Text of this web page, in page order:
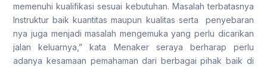
memenuhi kualifikasi sesuai kebutuhan. Masalah terbatasnya
Instruktur baik kuantitas maupun kualitas serta penyebaran
nya juga menjadi masalah mengemuka yang perlu dicarikan
jalan keluarnya,” kata Menaker seraya berharap perlu
adanya kesamaan pemahaman dari berbagai pihak baik di